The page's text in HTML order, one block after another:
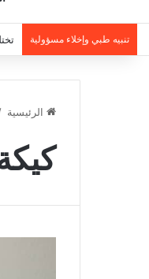
تنبيه طبي وإخلاء مسؤولية
الرئيسية